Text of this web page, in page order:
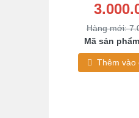
Hàng mới:
Mã sản
Thêm vào